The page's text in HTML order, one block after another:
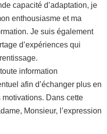
capacité d’adaptation, je
enthousiasme et ma
Je suis également
d’expériences qui
information
afin d’échanger plus en
Dans cette
Monsieur, l’expression